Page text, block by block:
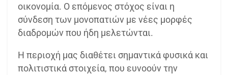
οικονομία. Ο επόμενος στόχος είναι η
σύνδεση των μονοπατιών με νέες μορφές
διαδρομών που ήδη μελετώνται.
Η περιοχή μας διαθέτει σημαντικά φυσικά και
πολιτιστικά στοιχεία, που ευνοούν την